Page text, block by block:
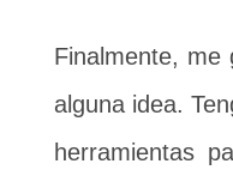
Finalmente, me
alguna idea.
herramientas